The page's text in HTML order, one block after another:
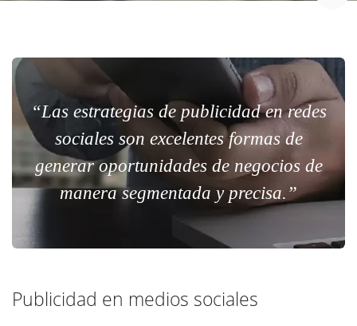
“Las estrategias de publicidad en redes
sociales son excelentes formas de
generar oportunidades de negocios de
manera segmentada y precisa.”
Publicidad en medios sociales